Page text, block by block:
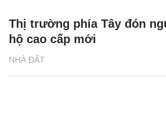
NHÀ ĐẤT
Thị trường phía Tây đón
hộ cao cấp mới